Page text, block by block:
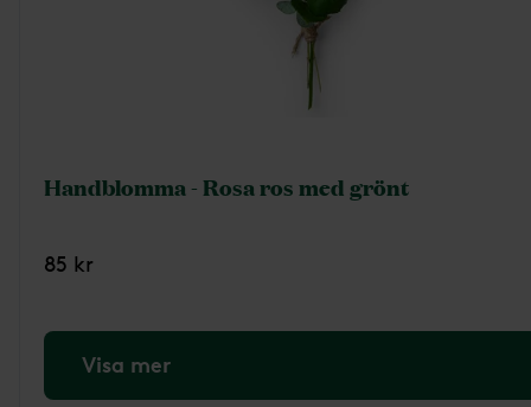
Handblomma - Rosa ros med grönt
85 kr
Visa mer